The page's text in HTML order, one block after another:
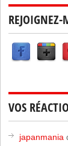
VOS
japanmania